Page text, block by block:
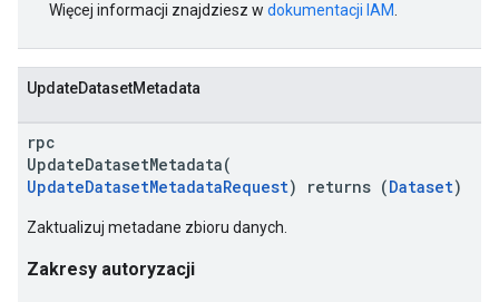
Więcej informacji znajdziesz w dokumentacji IAM
UpdateDatasetMetadata
rpc
UpdateDatasetMetadata(
UpdateDatasetMetadataRequest) returns (Dataset)
Zaktualizuj metadane zbioru danych.
Zakresy autoryzacji